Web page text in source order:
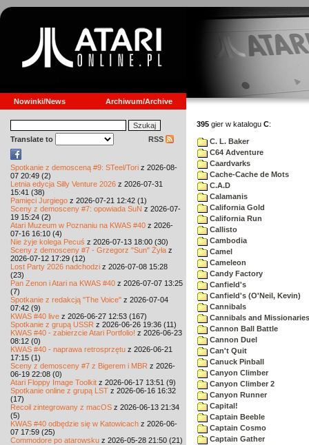
Nowinki/News Archiwum/Archive
Translate to RSS
Spotkanie z demosceną #9: STeel/Tori z 2026-08-
07 20:49 (2)
Letnia edycja Silly Venture 2026 z 2026-07-31
15:41 (38)
Pamięci Jurgiego z 2026-07-21 12:42 (1)
Sceny z demosceny #7: opowiada SuN z 2026-07-
19 15:24 (2)
Atari Muzeum w Poznaniu na KWAS #40 z 2026-
07-16 16:10 (4)
Nie żyje kolega Pecuś z 2026-07-13 18:00 (30)
Sceny z demosceny #7 - Grzegorz "Sun" Żyła z
2026-07-12 17:29 (12)
Lost Party 2026 nadchodzi z 2026-07-08 15:28
(23)
Pan Zenon i Atari na KWAS #40 z 2026-07-07 13:25
(7)
Spotkanie z redakcją "The Voice" z 2026-07-04
07:42 (9)
KWAS #40 live z 2026-06-27 12:53 (167)
Spotkanie z grupą USSR z 2026-06-26 19:36 (11)
KWAS #40 - zabierzcie Atari Portfolio! z 2026-06-23
08:12 (0)
KWAS #40 - naprawa retrosprzętu z 2026-06-21
17:15 (1)
Sceny z demosceny #7 z Bigerem i MBR z 2026-
06-19 22:08 (0)
Atari Floppy Image Toolkit z 2026-06-17 13:51 (9)
Spotkanie online z grupą LST z 2026-06-16 16:32
(17)
Recoil zintegrowany z macOS z 2026-06-13 21:34
(5)
KWAS #40 odbędzie się w Katowicach z 2026-06-
07 17:59 (25)
Commodore po atarowsku z 2026-05-28 21:50 (21)
395 gier w katalogu C:
C. L. Baker
C64 Adventure
Caardvarks
Cache-Cache de Mots
C.A.D
Calamanis
California Gold
California Run
Callisto
Cambodia
Camel
Cameleon
Candy Factory
Canfield's
Canfield's (O'Neil, Kevin)
Cannibals
Cannibals and Missionaries
Cannon Ball Battle
Cannon Duel
Can't Quit
Canuck Pinball
Canyon Climber
Canyon Climber 2
Canyon Runner
Capital!
Captain Beeble
Captain Cosmo
Captain Gather